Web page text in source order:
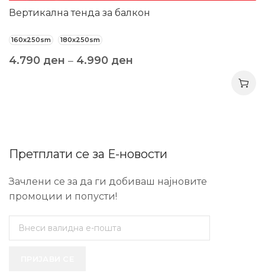
Вертикална тенда за балкон
160x250sm 180x250sm
4.790 ден – 4.990 ден
Претплати се за Е-новости
Зачлени се за да ги добиваш најновите
промоции и попусти!